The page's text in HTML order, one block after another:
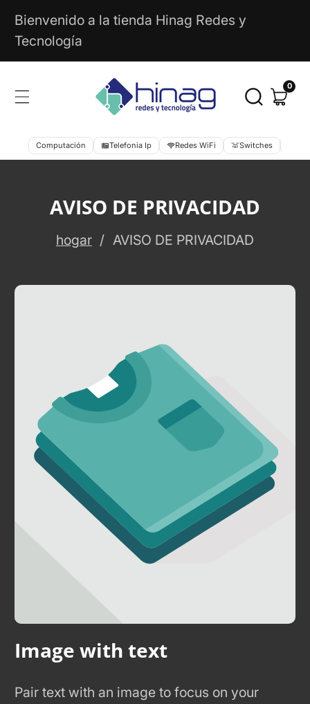
Ir
Directamente
Al
Contenido
Bienvenido a la tienda Hinag Redes y
Tecnología
00
Computación Telefonia Ip Redes WiFi Switches
AVISO DE PRIVACIDAD
hogar AVISO DE PRIVACIDAD
Image with text
Pair text with an image to focus on your